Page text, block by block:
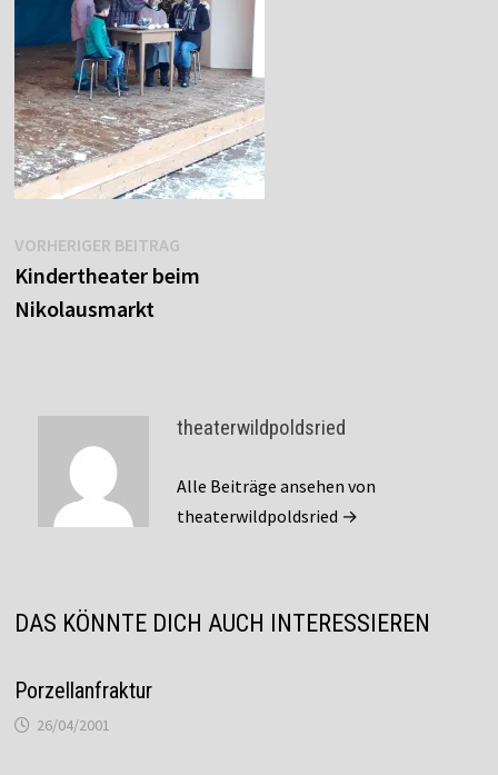
Beitragsnavigation
VORHERIGER BEITRAGVorheriger
Beitrag:
Kindertheater beim
Nikolausmarkt
theaterwildpoldsried
Alle Beiträge ansehen von
theaterwildpoldsried →
DAS KÖNNTE DICH AUCH INTERESSIEREN
Porzellanfraktur
26/04/2001